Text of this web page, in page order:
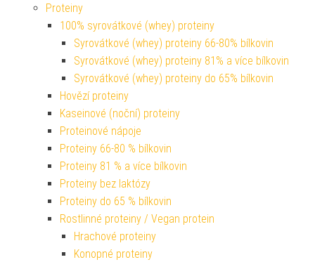
Proteiny
100% syrovátkové (whey) proteiny
Syrovátkové (whey) proteiny 66-80% bílkovin
Syrovátkové (whey) proteiny 81% a více bílkovin
Syrovátkové (whey) proteiny do 65% bílkovin
Hovězí proteiny
Kaseinové (noční) proteiny
Proteinové nápoje
Proteiny 66-80 % bílkovin
Proteiny 81 % a více bílkovin
Proteiny bez laktózy
Proteiny do 65 % bílkovin
Rostlinné proteiny / Vegan protein
Hrachové proteiny
Konopné proteiny